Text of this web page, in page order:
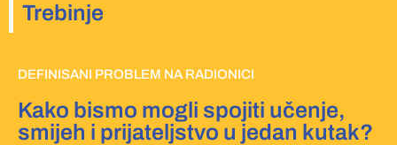
Trebinje
DEFINISANI PROBLEM NA RADIONICI
Kako bismo mogli spojiti učenje,
smijeh i prijateljstvo u jedan kutak?